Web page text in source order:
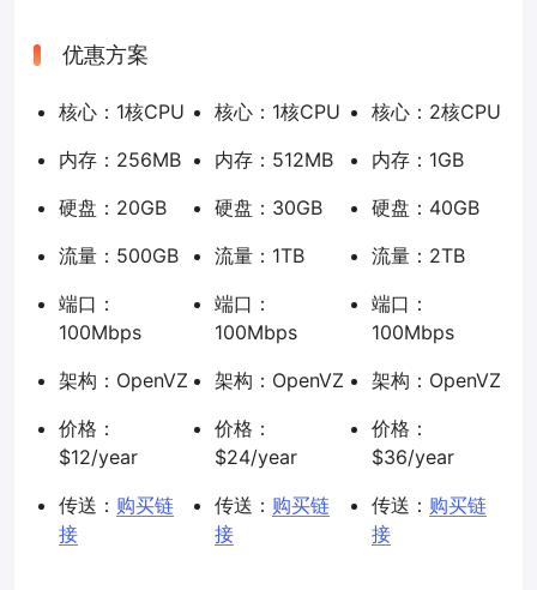
优惠方案
核心：1核CPU
内存：256MB
硬盘：20GB
流量：500GB
端口：
100Mbps
架构：OpenVZ
价格：
$12/year
传送： 购买链
接
核心：1核CPU
内存：512MB
硬盘：30GB
流量：1TB
端口：
100Mbps
架构：OpenVZ
价格：
$24/year
传送： 购买链
接
核心：2核CPU
内存：1GB
硬盘：40GB
流量：2TB
端口：
100Mbps
架构：OpenVZ
价格：
$36/year
传送： 购买链
接